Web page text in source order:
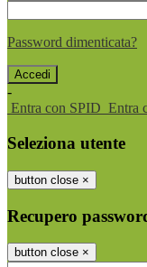
Password dimenticata?
-
Entra con SPID Entra
Seleziona utente
button close ×
Recupero
button close ×